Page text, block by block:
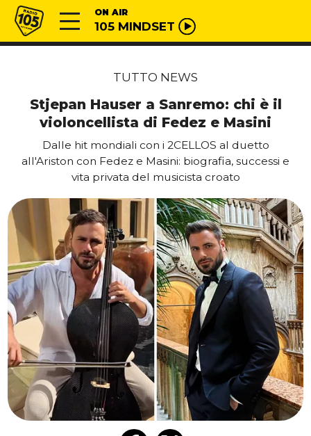
Vai al contenuto
Radio 105 ON AIR
105 MINDSET
TUTTO NEWS
Stjepan Hauser a Sanremo: chi è il
violoncellista di Fedez e Masini
Dalle hit mondiali con i 2CELLOS al duetto
all'Ariston con Fedez e Masini: biografia, successi e
vita privata del musicista croato